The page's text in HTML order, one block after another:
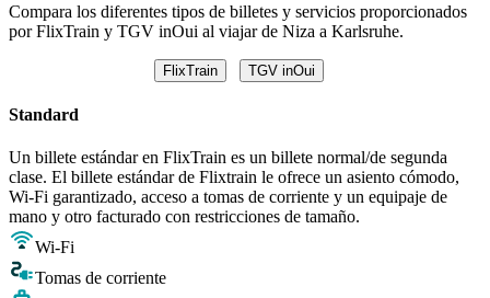
Compara los diferentes tipos de billetes y servicios proporcionados
por FlixTrain y TGV inOui al viajar de Niza a Karlsruhe.
FlixTrain TGV inOui
Standard
Un billete estándar en FlixTrain es un billete normal/de segunda
clase. El billete estándar de Flixtrain le ofrece un asiento cómodo,
Wi-Fi garantizado, acceso a tomas de corriente y un equipaje de
mano y otro facturado con restricciones de tamaño.
Wi-Fi
Tomas de corriente